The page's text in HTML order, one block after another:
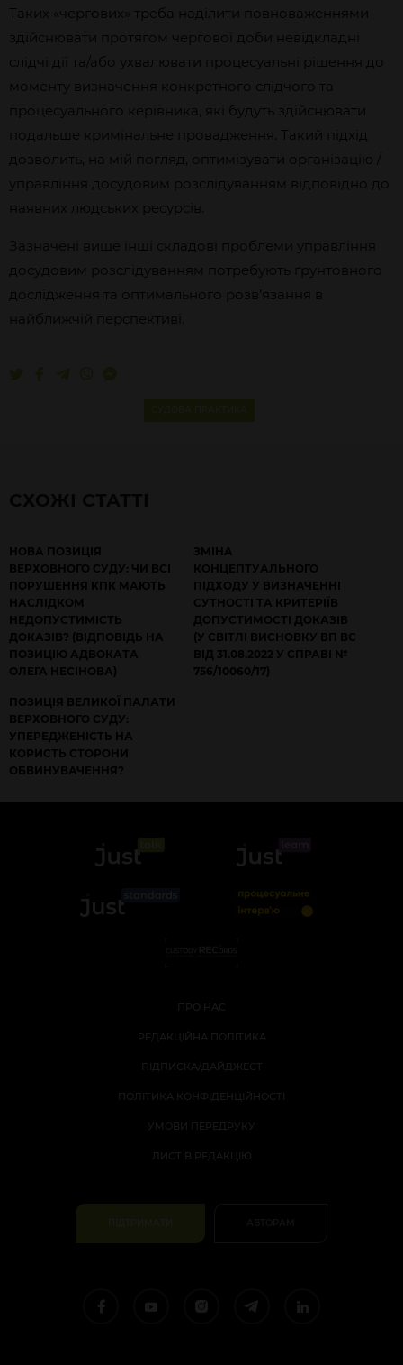
Таких «чергових» треба наділити повноваженнями
здійснювати протягом чергової доби невідкладні
слідчі дії та/або ухвалювати процесуальні рішення до
моменту визначення конкретного слідчого та
процесуального керівника, які будуть здійснювати
подальше кримінальне провадження. Такий підхід
дозволить, на мій погляд, оптимізувати організацію /
управління досудовим розслідуванням відповідно до
наявних людських ресурсів.
Зазначені вище інші складові проблеми управління
досудовим розслідуванням потребують ґрунтовного
дослідження та оптимального розв’язання в
найближчій перспективі.
НОВА ПОЗИЦІЯ
ВЕРХОВНОГО СУДУ: ЧИ ВСІ
ПОРУШЕННЯ КПК МАЮТЬ
НАСЛІДКОМ
НЕДОПУСТИМІСТЬ
ДОКАЗІВ? (ВІДПОВІДЬ НА
ПОЗИЦІЮ АДВОКАТА
ОЛЕГА НЕСІНОВА)
ЗМІНА
КОНЦЕПТУАЛЬНОГО
ПІДХОДУ У ВИЗНАЧЕННІ
СУТНОСТІ ТА КРИТЕРІЇВ
ДОПУСТИМОСТІ ДОКАЗІВ
(У СВІТЛІ ВИСНОВКУ ВП ВС
ВІД 31.08.2022 У СПРАВІ №
756/10060/17)
ПОЗИЦІЯ ВЕЛИКОЇ ПАЛАТИ
ВЕРХОВНОГО СУДУ:
УПЕРЕДЖЕНІСТЬ НА
КОРИСТЬ СТОРОНИ
ОБВИНУВАЧЕННЯ?
ПРО НАС
РЕДАКЦІЙНА ПОЛІТИКА
ПІДПИСКА/ДАЙДЖЕСТ
ПОЛІТИКА КОНФІДЕНЦІЙНОСТІ
УМОВИ ПЕРЕДРУКУ
ЛИСТ В РЕДАКЦІЮ